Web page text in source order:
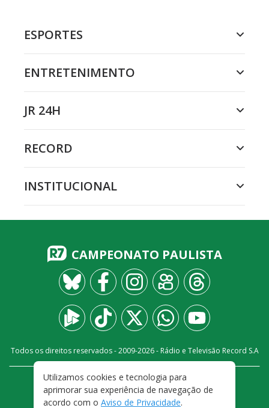
ESPORTES
ENTRETENIMENTO
JR 24H
RECORD
INSTITUCIONAL
CAMPEONATO PAULISTA
Todos os direitos reservados - 2009-2026- Rádio e Televisão Record S.A
FALE CONOSCO
PRIVACIDADE
TERMOS E CONDIÇÕES DE USO
Utilizamos cookies e tecnologia para
aprimorar sua experiência de navegação de
acordo com o Aviso de Privacidade.